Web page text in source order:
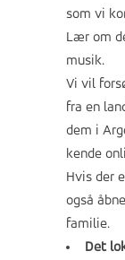
som vi
Lær om
musik.
Vi vil
fra en
dem i
kende
Hvis der
også
familie.
Det